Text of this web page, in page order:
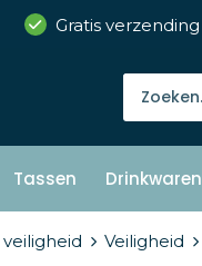
Gratis verzending
Tassen Drinkwaren
Veiligheid